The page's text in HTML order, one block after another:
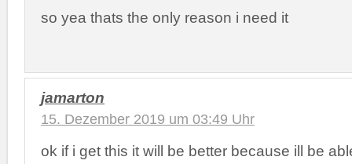
so yea thats the only reason i need it
jamarton
15. Dezember 2019 um 03:49 Uhr
ok if i get this it will be better because ill be